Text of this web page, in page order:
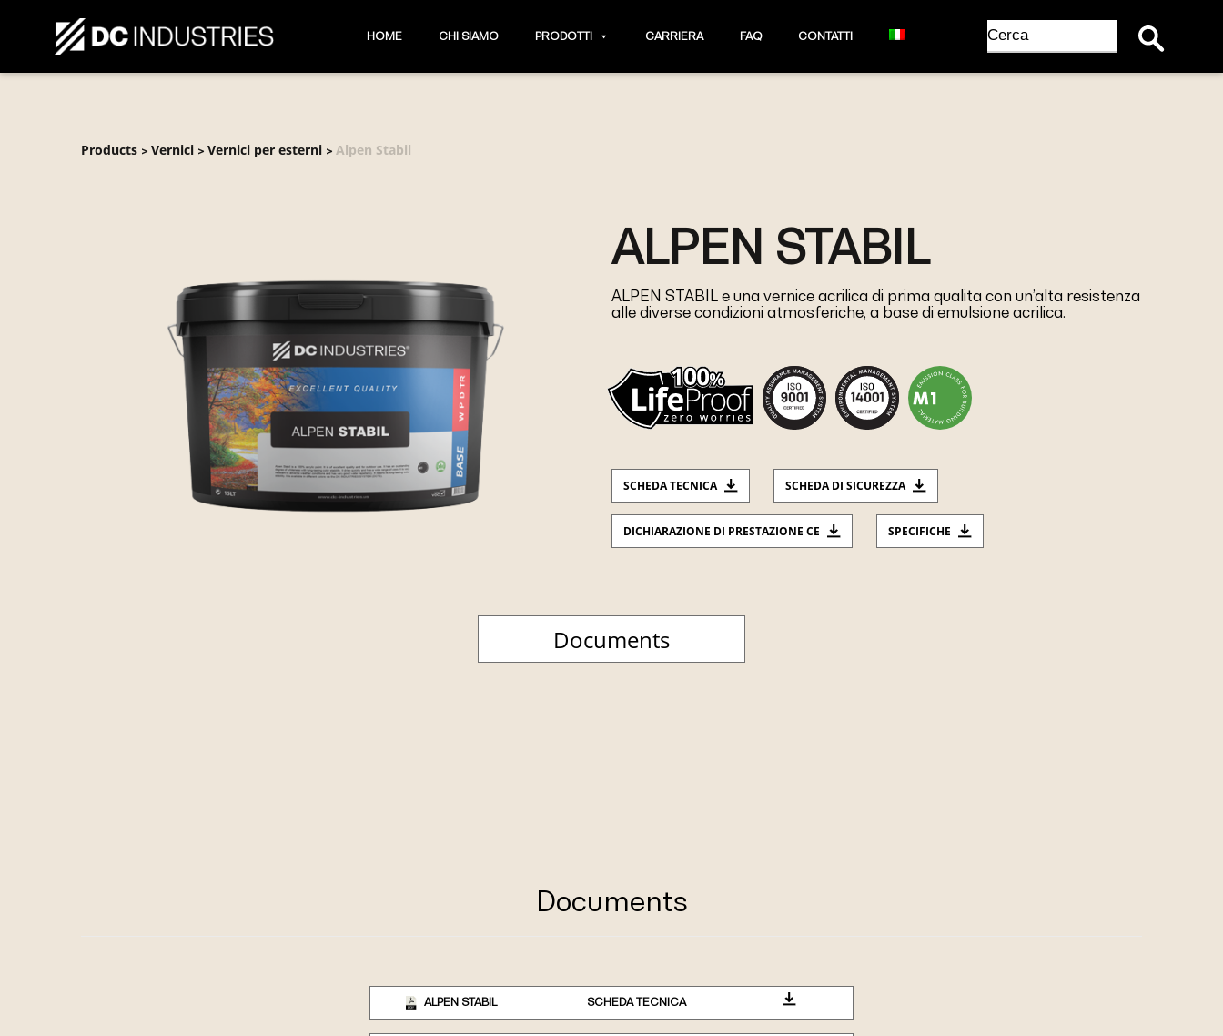
HOME CHI SIAMO PRODOTTI CARRIERA FAQ CONTATTI
for:
Products > Vernici > Vernici per esterni > Alpen Stabil
ALPEN STABIL
ALPEN STABIL e una vernice acrilica di prima qualita con un’alta resistenza
alle diverse condizioni atmosferiche, a base di emulsione acrilica.
SCHEDA TECNICA SCHEDA DI SICUREZZA
DICHIARAZIONE DI PRESTAZIONE CE SPECIFICHE
Documents
Documents
ALPEN STABIL SCHEDA TECNICA